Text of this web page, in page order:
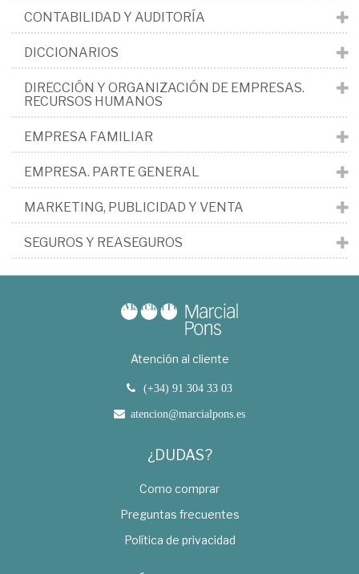
CONTABILIDAD Y AUDITORÍA
DICCIONARIOS
DIRECCIÓN Y ORGANIZACIÓN DE EMPRESAS.
RECURSOS HUMANOS
EMPRESA FAMILIAR
EMPRESA. PARTE GENERAL
MARKETING, PUBLICIDAD Y VENTA
SEGUROS Y REASEGUROS
Atención al cliente
(+34) 91 304 33 03
atencion@marcialpons.es
¿DUDAS?
Como comprar
Preguntas frecuentes
Política de privacidad